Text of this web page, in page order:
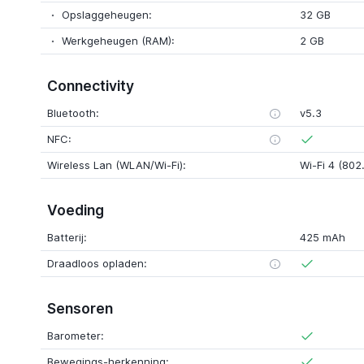
Opslaggeheugen:
32 GB
Werkgeheugen (RAM):
2 GB
Connectivity
Bluetooth:
v5.3
NFC:
Wireless Lan (WLAN/Wi-Fi):
Wi-Fi 4
Voeding
Batterij:
425 mAh
Draadloos opladen:
Sensoren
Barometer: